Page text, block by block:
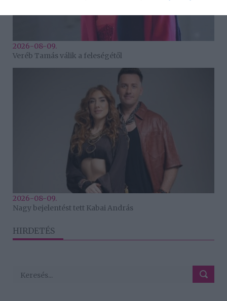
2026-08-09.
Veréb Tamás válik a feleségétől
2026-08-09.
Nagy bejelentést tett Kabai András
HIRDETÉS